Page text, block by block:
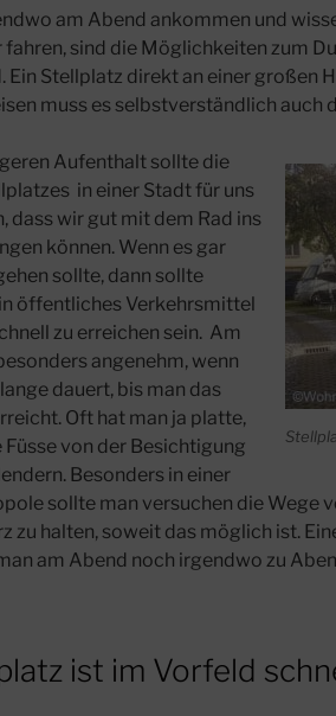
am Abend ankommen und
sind die Möglichkeiten zum
Ein Stellplatz direkt an einer großen
muss es selbstverständlich auch
Aufenthalt sollte die
in einer Stadt für uns
dass wir gut mit dem Rad ins
können. Wenn es gar
sollte, dann sollte
öffentliches Verkehrsmittel
zu erreichen sein. Am
angenehm, wenn
dauert, bis man das
Oft hat man ja platte,
von der Besichtigung
Besonders in einer
sollte man versuchen die Wege
zu halten, soweit das möglich ist.
am Abend noch irgendwo zu
ist im Vorfeld